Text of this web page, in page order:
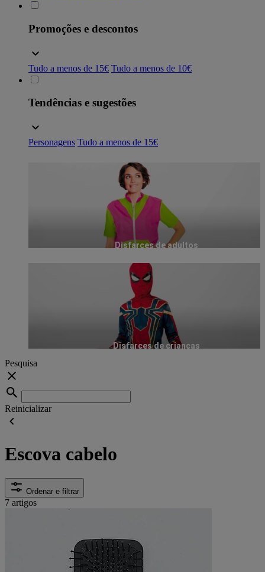
Promoções e descontos
Tudo a menos de 15€ Tudo a menos de 10€
Tendências e sugestões
Personagens Tudo a menos de 15€
Disfarces de adultos
Disfarces de crianças
Pesquisa
Reinicializar
Escova cabelo
Ordenar e filtrar
7 artigos